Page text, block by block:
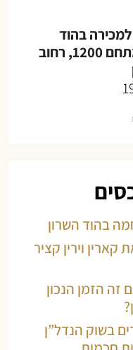
בהוד
השרון במתחם 1200, רחוב
בהוד השרון
וירין קציר
האם זה הזמן הנכון
בשוק הנדל”ן